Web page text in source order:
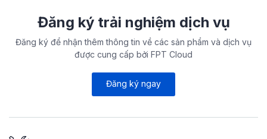
Đăng ký trải nghiệm dịch vụ
Đăng ký để nhận thêm thông tin về các sản phẩm và dịch vụ
được cung cấp bởi FPT Cloud
Đăng ký ngay